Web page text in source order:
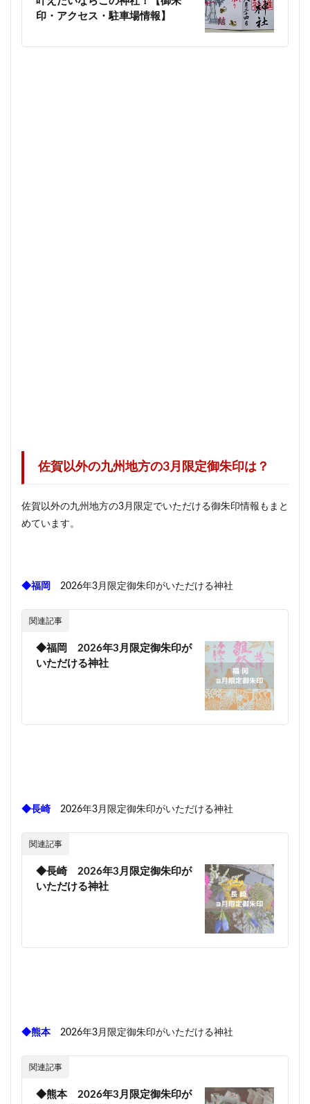
印・アクセス・駐車場情報】
佐賀以外の九州地方の3月限定御朱印は？
佐賀以外の九州地方の3月限定でいただける御朱印情報もまと
めています。
◆福岡 2026年3月限定御朱印がいただける神社
関連記事
◆福岡 2026年3月限定御朱印が
いただける神社
◆長崎 2026年3月限定御朱印がいただける神社
関連記事
◆長崎 2026年3月限定御朱印が
いただける神社
◆熊本 2026年3月限定御朱印がいただける神社
関連記事
◆熊本 2026年3月限定御朱印が